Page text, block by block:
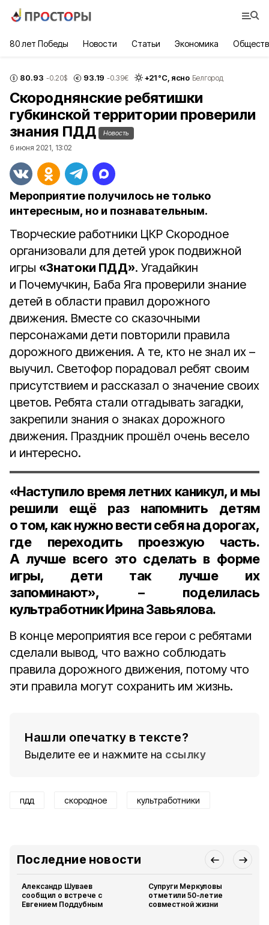
80 лет Победы Новости Статьи Экономика
80.93 -0.20$ 93.19 -0.39€ +21°С, ясно Белгород
Скороднянские ребятишки
губкинской территории проверили
знания ПДД
Новость
6 июня 2021, 13:02
Мероприятие получилось не только
интересным, но и познавательным.
Творческие работники ЦКР Скородное
организовали для детей урок подвижной
игры «Знатоки ПДД». Угадайкин
и Почемучкин, Баба Яга проверили знание
детей в области правил дорожного
движения. Вместе со сказочными
персонажами дети повторили правила
дорожного движения. А те, кто не знал их –
выучил. Светофор порадовал ребят своим
присутствием и рассказал о значение своих
цветов. Ребята стали отгадывать загадки,
закрепили знания о знаках дорожного
движения. Праздник прошёл очень весело
и интересно.
«Наступило время летних каникул, и мы
решили ещё раз напомнить детям
о том, как нужно вести себя на дорогах,
где переходить проезжую часть.
А лучше всего это сделать в форме
игры, дети так лучше их
запоминают», – поделилась
культработник Ирина Завьялова.
В конце мероприятия все герои с ребятами
сделали вывод, что важно соблюдать
правила дорожного движения, потому что
эти правила могут сохранить им жизнь.
Нашли опечатку в тексте?
Выделите ее и нажмите на ссылку
пдд скородное культработники
Последние новости
Александр Шуваев
сообщил о встрече с
Евгением Поддубным
Супруги Меркуловы
отметили 50-летие
совместной жизни